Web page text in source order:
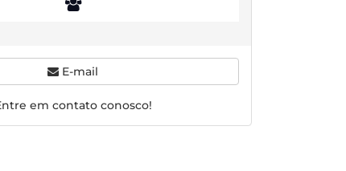
E-mail
em contato conosco!